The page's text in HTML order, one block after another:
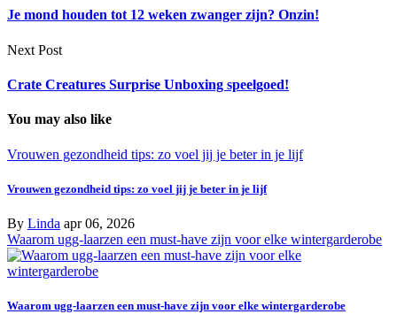
Je mond houden tot 12 weken zwanger zijn? Onzin!
Next Post
Crate Creatures Surprise Unboxing speelgoed!
You may also like
Vrouwen gezondheid tips: zo voel jij je beter in je lijf
Vrouwen gezondheid tips: zo voel jij je beter in je lijf
By Linda apr 06, 2026
Waarom ugg-laarzen een must-have zijn voor elke wintergarderobe
Waarom ugg-laarzen een must-have zijn voor elke wintergarderobe